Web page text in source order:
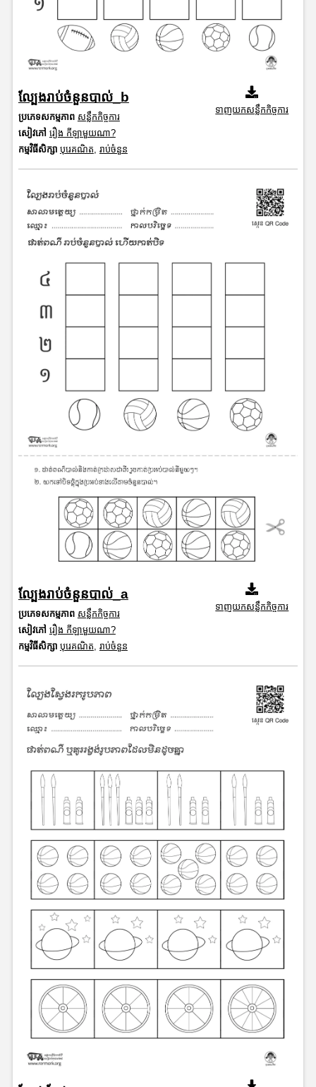
ល្បែងរាប់ចំនួនបាល់_b
ប្រភេទសកម្មភាព សន្លឹកកិច្ចការ
សៀវភៅ រឿង កីឡាមួយណា?
កម្មវិធីសិក្សា បុរេគណិត រាប់ចំនួន
ទាញយកសន្លឹកកិច្ចការ
ល្បែងរាប់ចំនួនបាល់_a
ប្រភេទសកម្មភាព សន្លឹកកិច្ចការ
សៀវភៅ រឿង កីឡាមួយណា?
កម្មវិធីសិក្សា បុរេគណិត, រាប់ចំនួន
ទាញយកសន្លឹកកិច្ចការ